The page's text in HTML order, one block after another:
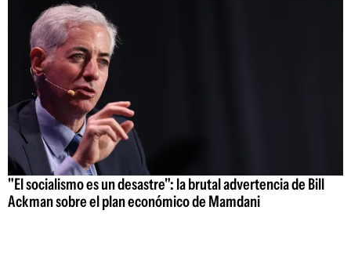
"El socialismo es un desastre": la brutal advertencia de Bill
Ackman sobre el plan económico de Mamdani